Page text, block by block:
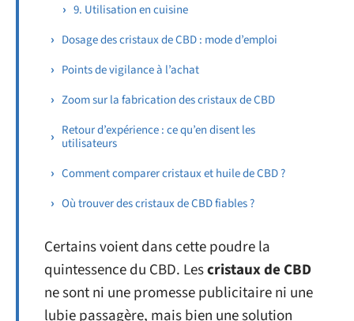
9. Utilisation en cuisine
Dosage des cristaux de CBD : mode d’emploi
Points de vigilance à l’achat
Zoom sur la fabrication des cristaux de CBD
Retour d’expérience : ce qu’en disent les
utilisateurs
Comment comparer cristaux et huile de CBD ?
Où trouver des cristaux de CBD fiables ?
Certains voient dans cette poudre la
quintessence du CBD. Lescristaux de CBD
ne sont ni une promesse publicitaire ni une
lubie passagère, mais bien une solution